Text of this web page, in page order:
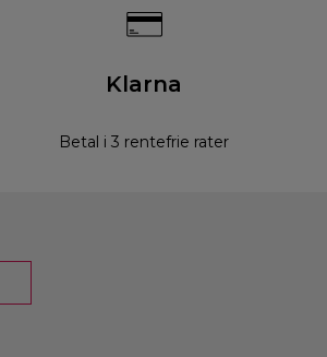
Klarna
Betal i 3 rentefrie rater